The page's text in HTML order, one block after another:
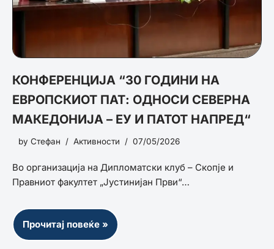
КОНФЕРЕНЦИЈА “30 ГОДИНИ НА
ЕВРОПСКИОТ ПАТ: ОДНОСИ СЕВЕРНА
МАКЕДОНИЈА – ЕУ И ПАТОТ НАПРЕД“
by Стефан Активности 07/05/2026
Во организација на Дипломатски клуб – Скопје и
Правниот факултет „Јустинијан Први“…
Прочитај повеќе »